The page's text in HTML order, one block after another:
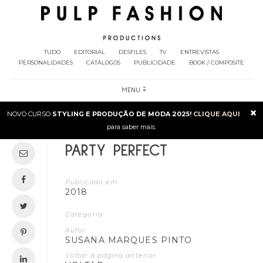
TUDO EDITORIAL DESFILES TV
ENTREVISTAS
PERSONALIDADES
CATÁLOGOS PUBLICIDADE BOOK / COMPOSITE
MENU
×
NOVO CURSO STYLING E PRODUÇÃO DE MODA 2025! CLIQUE AQUI
para saber mais.
PARTY PERFECT
Publicado em
2018
Categoria
Autor
SUSANA MARQUES PINTO
Voltar à página anterior